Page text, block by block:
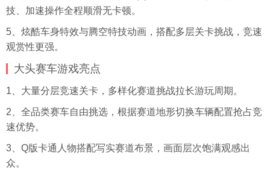
技、加速操作全程顺滑无卡顿。
5、炫酷车身特效与腾空特技动画，搭配多层关卡挑战，竞速
观赏性更强。
大头赛车游戏亮点
1、大量分层竞速关卡，多样化赛道挑战拉长游玩周期。
2、全品类赛车自由挑选，根据赛道地形切换车辆配置抢占竞
速优势。
3、Q版卡通人物搭配写实赛道布景，画面层次饱满观感出
众。